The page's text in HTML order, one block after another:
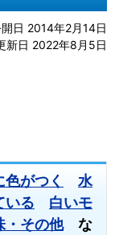
日 2014年2月14日
新日 2022年8月5日
色がつく
水
いる
白いモ
・その他な